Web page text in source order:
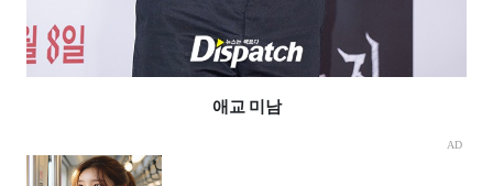
애교 미남